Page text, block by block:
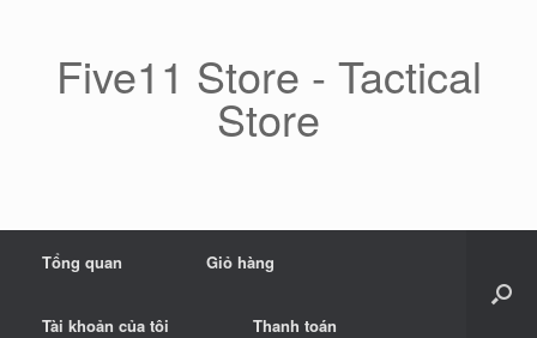
Five11 Store - Tactical
Store
Tổng quan Giỏ hàng
Tài khoản của tôi Thanh toán